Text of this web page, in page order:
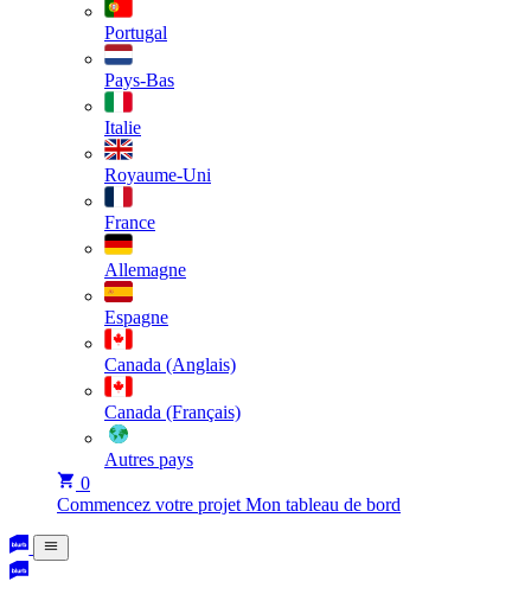
Portugal
Pays-Bas
Italie
Royaume-Uni
France
Allemagne
Espagne
Canada (Anglais)
Canada (Français)
Autres pays
0
Commencez votre projet Mon tableau de bord